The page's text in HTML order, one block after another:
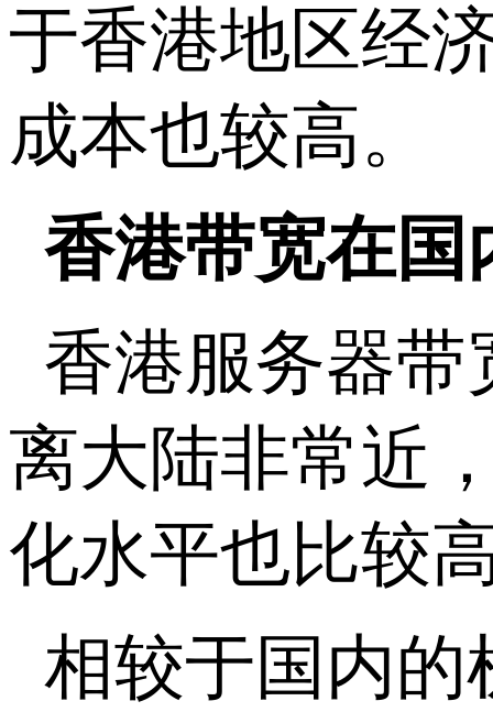
于香港地区经
成本也较高。
香港带宽在国
香港服务器带
离大陆非常近
化水平也比较
相较于国内的